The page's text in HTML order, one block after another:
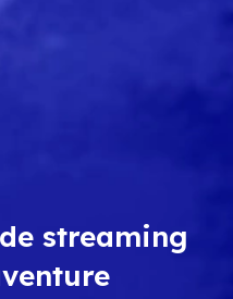
streaming